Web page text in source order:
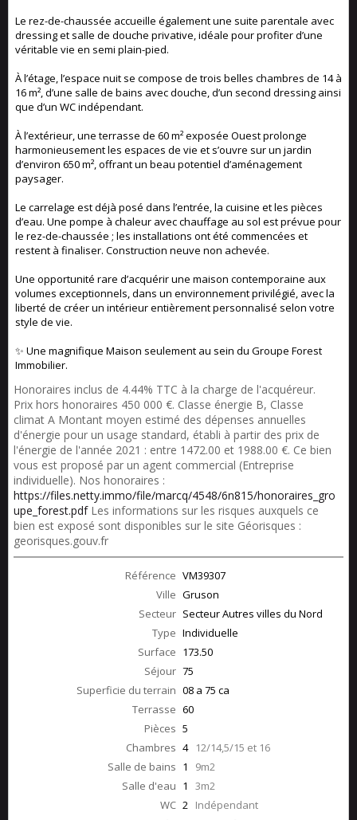
Le rez-de-chaussée accueille également une suite parentale avec
dressing et salle de douche privative, idéale pour profiter d’une
véritable vie en semi plain-pied.
À l’étage, l’espace nuit se compose de trois belles chambres de 14 à
16 m², d’une salle de bains avec douche, d’un second dressing ainsi
que d’un WC indépendant.
À l’extérieur, une terrasse de 60 m² exposée Ouest prolonge
harmonieusement les espaces de vie et s’ouvre sur un jardin
d’environ 650 m², offrant un beau potentiel d’aménagement
paysager.
Le carrelage est déjà posé dans l’entrée, la cuisine et les pièces
d’eau. Une pompe à chaleur avec chauffage au sol est prévue pour
le rez-de-chaussée ; les installations ont été commencées et
restent à finaliser. Construction neuve non achevée.
Une opportunité rare d’acquérir une maison contemporaine aux
volumes exceptionnels, dans un environnement privilégié, avec la
liberté de créer un intérieur entièrement personnalisé selon votre
style de vie.
✨ Une magnifique Maison seulement au sein du Groupe Forest
Immobilier.
Honoraires inclus de 4.44% TTC à la charge de l'acquéreur.
Prix hors honoraires 450 000 €. Classe énergie B, Classe
climat A Montant moyen estimé des dépenses annuelles
d'énergie pour un usage standard, établi à partir des prix de
l'énergie de l'année 2021 : entre 1472.00 et 1988.00 €. Ce bien
vous est proposé par un agent commercial (Entreprise
individuelle). Nos honoraires :
https://files.netty.immo/file/marcq/4548/6n815/honoraires_gro
upe_forest.pdfLes informations sur les risques auxquels ce
bien est exposé sont disponibles sur le site Géorisques :
georisques.gouv.fr
Référence VM39307
Ville Gruson
Secteur Secteur Autres villes du Nord
Type Individuelle
Surface 173.50
Séjour 75
Superficie du terrain 08 a 75 ca
Terrasse 60
Pièces 5
Chambres 4 12/14,5/15 et 16
Salle de bains 1 9m2
Salle d'eau 1 3m2
WC 2 Indépendant